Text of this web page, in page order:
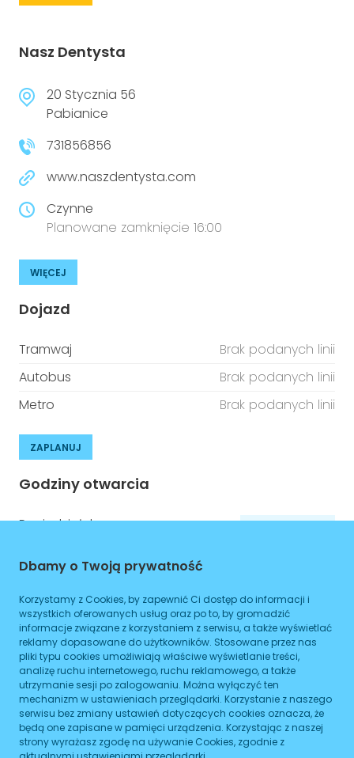
Nasz Dentysta
20 Stycznia 56
Pabianice
731856856
www.naszdentysta.com
Czynne
Planowane zamknięcie 16:00
WIĘCEJ
Dojazd
Tramwaj
Brak podanych linii
Autobus
Brak podanych linii
Metro
Brak podanych linii
ZAPLANUJ
Godziny otwarcia
Poniedziałek 08:00-16:00
Czwartek
08:00 -
Piątek
08:00-16:00
Sobota
08:00-
Niedziela
08:00- 16:00
Dbamy o Twoją prywatność
Korzystamy z Cookies, by zapewnić Ci dostęp do informacji i
wszystkich oferowanych usług oraz po to, by gromadzić
informacje związane z korzystaniem z serwisu, a także wyświetlać
reklamy dopasowane do użytkowników. Stosowane przez nas
pliki typu cookies umożliwiają właściwe wyświetlanie treści,
analizę ruchu internetowego, ruchu reklamowego, a także
utrzymanie sesji po zalogowaniu. Można wyłączyć ten
mechanizm w ustawieniach przeglądarki. Korzystanie z naszego
serwisu bez zmiany ustawień dotyczących cookies oznacza, że
będą one zapisane w pamięci urządzenia. Korzystając z naszej
strony wyrażasz zgodę na używanie Cookies, zgodnie z